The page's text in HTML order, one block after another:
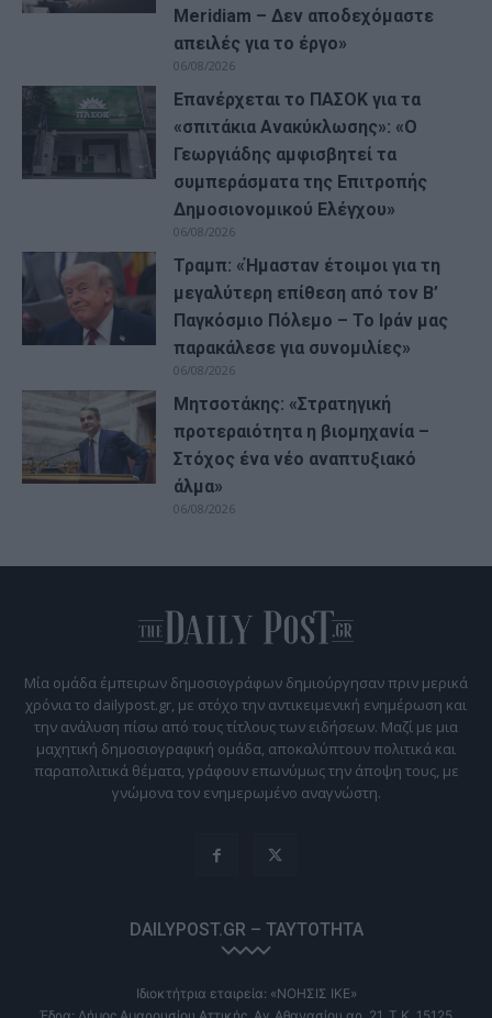
Meridiam – Δεν αποδεχόμαστε
απειλές για το έργο»
06/08/2026
Επανέρχεται το ΠΑΣΟΚ για τα
«σπιτάκια Ανακύκλωσης»: «Ο
Γεωργιάδης αμφισβητεί τα
συμπεράσματα της Επιτροπής
Δημοσιονομικού Ελέγχου»
06/08/2026
Τραμπ: «Ήμασταν έτοιμοι για τη
μεγαλύτερη επίθεση από τον Β’
Παγκόσμιο Πόλεμο – Το Ιράν μας
παρακάλεσε για συνομιλίες»
06/08/2026
Μητσοτάκης: «Στρατηγική
προτεραιότητα η βιομηχανία –
Στόχος ένα νέο αναπτυξιακό
άλμα»
06/08/2026
Μία ομάδα έμπειρων δημοσιογράφων δημιούργησαν πριν μερικά
χρόνια το dailypost.gr, με στόχο την αντικειμενική ενημέρωση και
την ανάλυση πίσω από τους τίτλους των ειδήσεων. Μαζί με μια
μαχητική δημοσιογραφική ομάδα, αποκαλύπτουν πολιτικά και
παραπολιτικά θέματα, γράφουν επωνύμως την άποψη τους, με
γνώμονα τον ενημερωμένο αναγνώστη.
DAILYPOST.GR – ΤΑΥΤΌΤΗΤΑ
Ιδιοκτήτρια εταιρεία: «ΝΟΗΣΙΣ ΙΚΕ»